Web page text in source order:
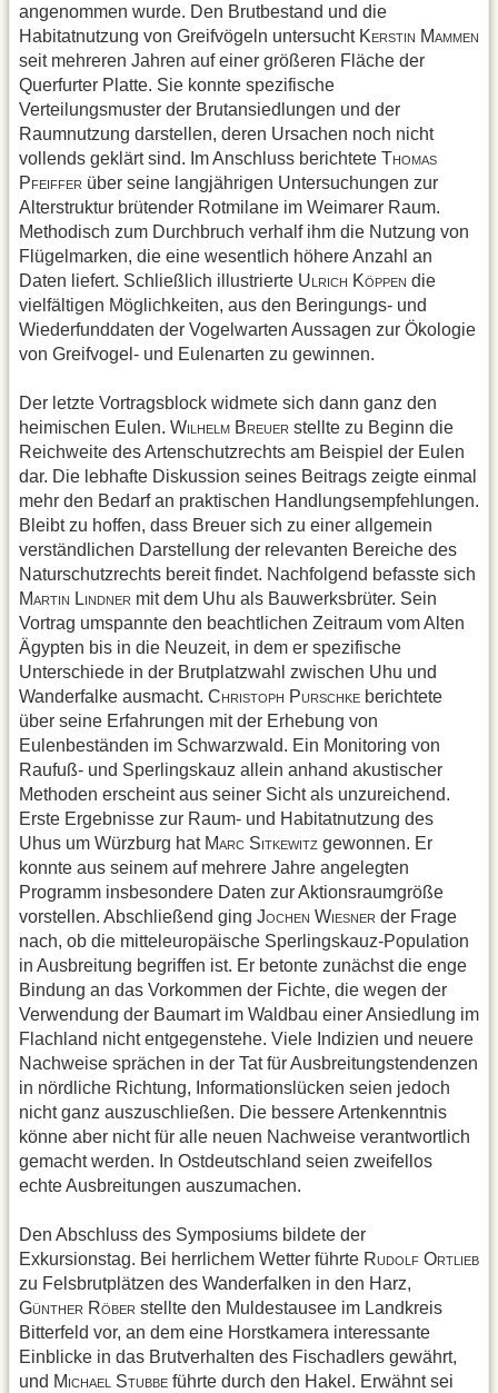
angenommen wurde. Den Brutbestand und die
Habitatnutzung von Greifvögeln untersucht KERSTIN MAMMEN
seit mehreren Jahren auf einer größeren Fläche der
Querfurter Platte. Sie konnte spezifische
Verteilungsmuster der Brutansiedlungen und der
Raumnutzung darstellen, deren Ursachen noch nicht
vollends geklärt sind. Im Anschluss berichtete THOMAS
PFEIFFER über seine langjährigen Untersuchungen zur
Alterstruktur brütender Rotmilane im Weimarer Raum.
Methodisch zum Durchbruch verhalf ihm die Nutzung von
Flügelmarken, die eine wesentlich höhere Anzahl an
Daten liefert. Schließlich illustrierte ULRICH KÖPPEN die
vielfältigen Möglichkeiten, aus den Beringungs- und
Wiederfunddaten der Vogelwarten Aussagen zur Ökologie
von Greifvogel- und Eulenarten zu gewinnen.
Der letzte Vortragsblock widmete sich dann ganz den
heimischen Eulen. WILHELM BREUER stellte zu Beginn die
Reichweite des Artenschutzrechts am Beispiel der Eulen
dar. Die lebhafte Diskussion seines Beitrags zeigte einmal
mehr den Bedarf an praktischen Handlungsempfehlungen.
Bleibt zu hoffen, dass Breuer sich zu einer allgemein
verständlichen Darstellung der relevanten Bereiche des
Naturschutzrechts bereit findet. Nachfolgend befasste sich
MARTIN LINDNER mit dem Uhu als Bauwerksbrüter. Sein
Vortrag umspannte den beachtlichen Zeitraum vom Alten
Ägypten bis in die Neuzeit, in dem er spezifische
Unterschiede in der Brutplatzwahl zwischen Uhu und
Wanderfalke ausmacht. CHRISTOPH PURSCHKE berichtete
über seine Erfahrungen mit der Erhebung von
Eulenbeständen im Schwarzwald. Ein Monitoring von
Raufuß- und Sperlingskauz allein anhand akustischer
Methoden erscheint aus seiner Sicht als unzureichend.
Erste Ergebnisse zur Raum- und Habitatnutzung des
Uhus um Würzburg hat MARC SITKEWITZ gewonnen. Er
konnte aus seinem auf mehrere Jahre angelegten
Programm insbesondere Daten zur Aktionsraumgröße
vorstellen. Abschließend ging JOCHEN WIESNER der Frage
nach, ob die mitteleuropäische Sperlingskauz-Population
in Ausbreitung begriffen ist. Er betonte zunächst die enge
Bindung an das Vorkommen der Fichte, die wegen der
Verwendung der Baumart im Waldbau einer Ansiedlung im
Flachland nicht entgegenstehe. Viele Indizien und neuere
Nachweise sprächen in der Tat für Ausbreitungstendenzen
in nördliche Richtung, Informationslücken seien jedoch
nicht ganz auszuschließen. Die bessere Artenkenntnis
könne aber nicht für alle neuen Nachweise verantwortlich
gemacht werden. In Ostdeutschland seien zweifellos
echte Ausbreitungen auszumachen.
Den Abschluss des Symposiums bildete der
Exkursionstag. Bei herrlichem Wetter führte RUDOLF ORTLIEB
zu Felsbrutplätzen des Wanderfalken in den Harz,
GÜNTHER RÖBER stellte den Muldestausee im Landkreis
Bitterfeld vor, an dem eine Horstkamera interessante
Einblicke in das Brutverhalten des Fischadlers gewährt,
und M ICHAEL STUBBE führte durch den Hakel. Erwähnt sei